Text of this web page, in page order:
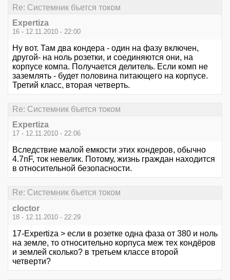
Re: Системник бъется током
Expertiza
16 - 12.11.2010 - 22:00
Ну вот. Там два кондера - один на фазу включен,
другой- на ноль розетки, и соединяются они, на
корпусе компа. Получается делитель. Если комп не
заземлять - будет половина питающего на корпусе.
Третий класс, вторая четверть.
Re: Системник бъется током
Expertiza
17 - 12.11.2010 - 22:06
Вследствие малой емкости этих кондеров, обычно
4.7nF, ток невелик. Потому, жизнь граждан находится
в относительной безопасности.
Re: Системник бъется током
cloctor
18 - 12.11.2010 - 22:29
17-Expertiza > если в розетке одна фаза от 380 и ноль
на земле, то относительно корпуса меж тех кондёров
и землей сколько? в третьем классе второй
четверти?